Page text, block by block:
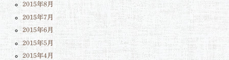
2015年8月
2015年7月
2015年6月
2015年5月
2015年4月